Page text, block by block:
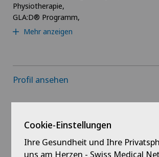
Physiotherapie,
GLA:D® Programm,
Mehr anzeigen
Profil ansehen
Markus Eggenberger
Cookie-Einstellungen
Ihre Gesundheit und Ihre
uns am Herzen - Swiss Medical